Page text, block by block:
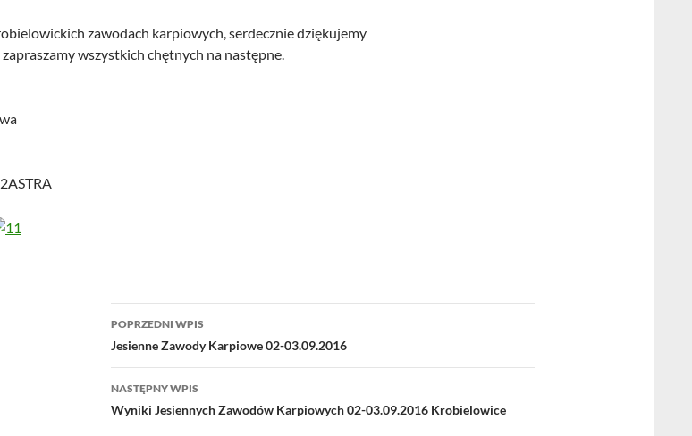
zawodach karpiowych, serdecznie dziękujemy
wszystkich chętnych na następne.
Nawigacja
wpisu
POPRZEDNI WPIS
Jesienne Zawody Karpiowe 02-03.09.2016
NASTĘPNY WPIS
Wyniki Jesiennych Zawodów Karpiowych 02-03.09.2016 Krobielowice